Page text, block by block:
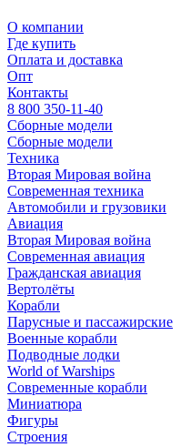
О компании
Где купить
Оплата и доставка
Опт
Контакты
8 800 350-11-40
Сборные модели
Сборные модели
Техника
Вторая Мировая война
Современная техника
Автомобили и грузовики
Авиация
Вторая Мировая война
Современная авиация
Гражданская авиация
Вертолёты
Корабли
Парусные и пассажирские
Военные корабли
Подводные лодки
World of Warships
Современные корабли
Миниатюра
Фигуры
Строения